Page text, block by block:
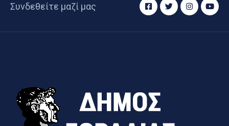
Συνδεθείτε μαζί μας